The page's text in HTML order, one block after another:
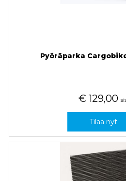
Pyöräparka
€ 129,00
Tilaa nyt